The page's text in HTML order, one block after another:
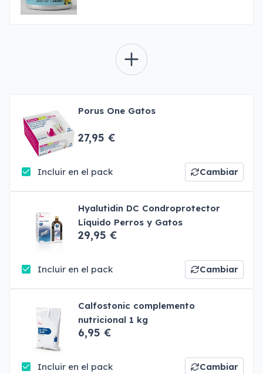
Porus One Gatos
27,95 €
Incluir en el pack Cambiar
Hyalutidin DC Condroprotector
Líquido Perros y Gatos
29,95 €
Incluir en el pack Cambiar
Calfostonic complemento
nutricional 1 kg
6,95 €
Incluir en el pack Cambiar